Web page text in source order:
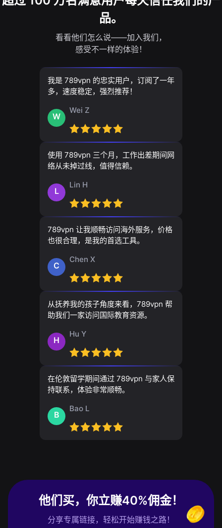
品。
看看他们怎么说——加入我们，
感受不一样的体验！
我是 789vpn 的忠实用户，订阅了一年
多，速度稳定，强烈推荐！
W
Wei Z
使用 789vpn 三个月，工作出差期间网
络从未掉过线，值得信赖。
L
Lin H
789vpn 让我顺畅访问海外服务，价格
也很合理，是我的首选工具。
C
Chen X
从抚养我的孩子角度来看，789vpn 帮
助我们一家访问国际教育资源。
H
Hu Y
在伦敦留学期间通过 789vpn 与家人保
持联系，体验非常顺畅。
B
Bao L
他们买，你立赚40%佣金！
分享专属链接，轻松开始赚钱之路！